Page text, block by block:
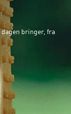
dagen bringer, fra